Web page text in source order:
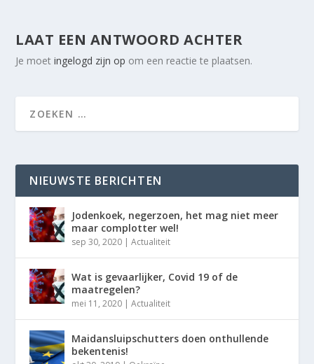
LAAT EEN ANTWOORD ACHTER
Je moetingelogd zijn op om een reactie te plaatsen.
NIEUWSTE BERICHTEN
Jodenkoek, negerzoen, het mag niet meer
maar complotter wel!
sep 30, 2020 |Actualiteit
Wat is gevaarlijker, Covid 19 of de
maatregelen?
mei 11, 2020 |Actualiteit
Maidansluipschutters doen onthullende
bekentenis!